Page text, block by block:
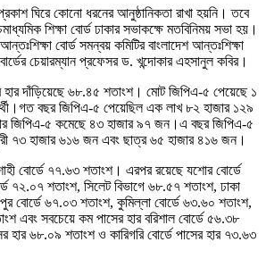
ঘিরে কোনো ধরনের আনুষ্ঠানিকতা রাখা হয়নি। তবে
শিক্ষা বোর্ড ঢাকার সভাকক্ষে মতবিনিময় সভা হয়।
বোর্ড সমন্বয় কমিটির বাংলাদেশ আন্তঃশিক্ষা
চেয়ারম্যান প্রফেসর ড. খন্দোকার এহসানুল কবির।
হার দাঁড়িয়েছে ৬৮.৪৫ শতাংশ। মোট জিপিএ-৫ পেয়েছে ১
বছর জিপিএ-৫ পেয়েছিল এক লাখ ৮২ হাজার ১২৯
জিপিএ-৫ কমেছে ৪৩ হাজার ৯৭ জন।এ বছর জিপিএ-৫
৭৩ হাজার ৬১৬ জন এবং ছাত্র ৬৫ হাজার ৪১৬ জন।
বোর্ডে ৭৭.৬৩ শতাংশ। এরপর রয়েছে যশোর বোর্ডে
৭২.০৭ শতাংশ, সিলেট বিভাগে ৬৮.৫৭ শতাংশ, ঢাকা
বোর্ডে ৬৭.০৩ শতাংশ, কুমিল্লা বোর্ডে ৬৩.৬০ শতাংশ,
এবং সবচেয়ে কম পাসের হার বরিশাল বোর্ডে ৫৬.৩৮
হার ৬৮.০৯ শতাংশ ও কারিগরি বোর্ডে পাসের হার ৭৩.৬৩